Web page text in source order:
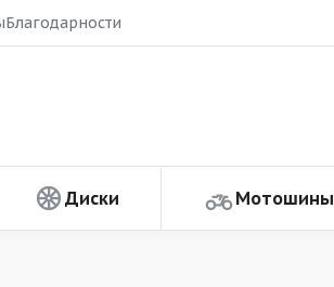
Благодарности
Диски Мотошины